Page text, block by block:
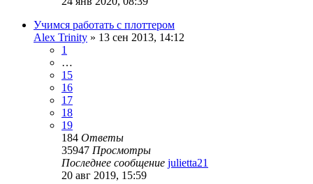
Учимся работать с плоттером
Alex Trinity » 13 сен 2013, 14:12
1
…
15
16
17
18
19
184 Ответы
35947 Просмотры
Последнее сообщение julietta21
20 авг 2019, 15:59